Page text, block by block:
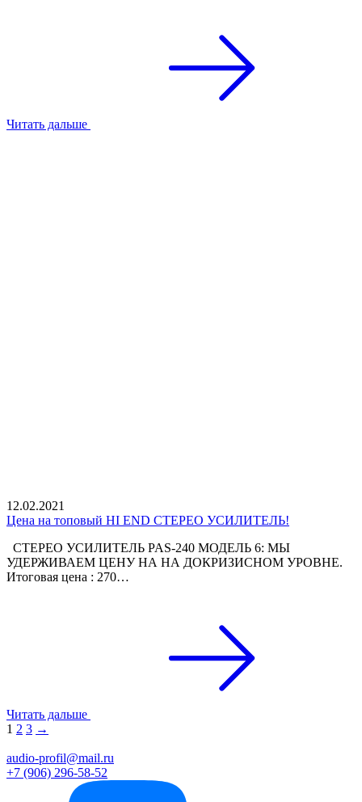
Читать дальше
12.02.2021
Цена на топовый HI END СТЕРЕО УСИЛИТЕЛЬ!
СТЕРЕО УСИЛИТЕЛЬ PAS-240 МОДЕЛЬ 6: МЫ
УДЕРЖИВАЕМ ЦЕНУ НА НА ДОКРИЗИСНОМ УРОВНЕ.
Итоговая цена : 270…
Читать дальше
1 2 3 →
audio-profil@mail.ru
+7 (906) 296-58-52